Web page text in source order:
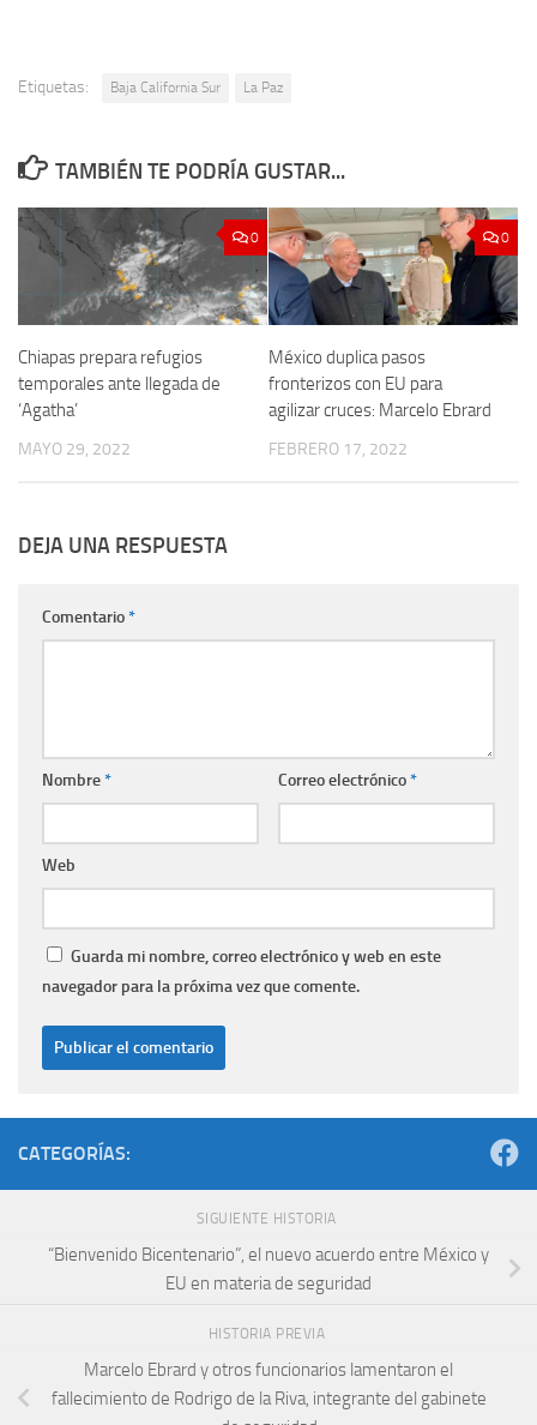
Etiquetas: Baja California Sur La Paz
TAMBIÉN TE PODRÍA GUSTAR...
0
Chiapas prepara refugios
temporales ante llegada de
‘Agatha’
MAYO 29, 2022
0
México duplica pasos
fronterizos con EU para
agilizar cruces: Marcelo Ebrard
FEBRERO 17, 2022
DEJA UNA RESPUESTA
Comentario*
Nombre* Correo electrónico*
Web
Guarda mi nombre, correo electrónico y web en este
navegador para la próxima vez que comente.
CATEGORÍAS:
SIGUIENTE HISTORIA
“Bienvenido Bicentenario”, el nuevo acuerdo entre México y
EU en materia de seguridad
HISTORIA PREVIA
Marcelo Ebrard y otros funcionarios lamentaron el
fallecimiento de Rodrigo de la Riva, integrante del gabinete